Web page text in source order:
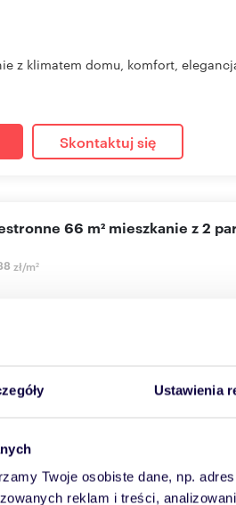
Ustawienia
Twoje osobiste dane, np.
reklam i treści,
z klimatem domu, komfort,
Skontaktuj się
zł/m2
66 m² mieszkanie z 2
z dwoma miejscami parkingowymi